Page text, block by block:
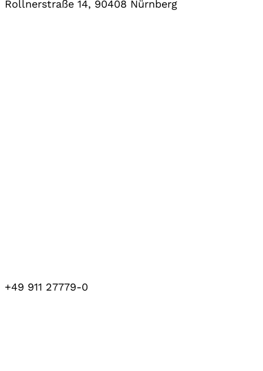
Rollnerstraße 14, 90408 Nürnberg
+49 911 27779-0